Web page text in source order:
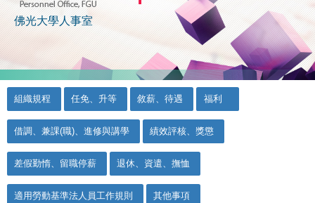
:::
佛光大學人事室
組織規程 任免、升等 敘薪、待遇 福利
借調、兼課(職)、進修與講學 績效評核、獎懲
差假勤惰、留職停薪 退休、資遣、撫恤
適用勞動基準法人員工作規則 其他事項